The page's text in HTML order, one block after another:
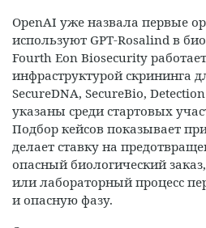
OpenAI уже назвала первые
используют GPT‑Rosalind в
Fourth Eon Biosecurity
инфраструктурой скрининга
SecureDNA, SecureBio,
указаны среди стартовых
Подбор кейсов показывает
делает ставку на
опасный биологический
или лабораторный процесс
и опасную фазу.